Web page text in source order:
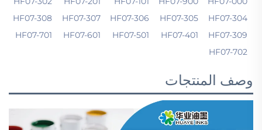
HF07-304
HF07-305
HF07-306
HF07-307
HF07-308
HF07-309
HF07-401
HF07-501
HF07-601
HF07-701
HF07-702
وصف المنتجات